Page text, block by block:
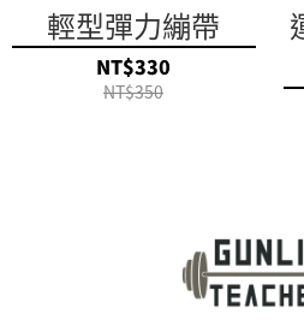
輕型彈力繃帶
NT$330
NT$350